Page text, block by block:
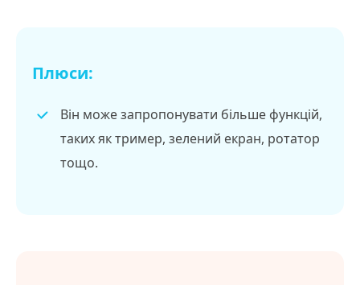
Плюси:
Він може запропонувати більше функцій,
таких як тример, зелений екран, ротатор
тощо.